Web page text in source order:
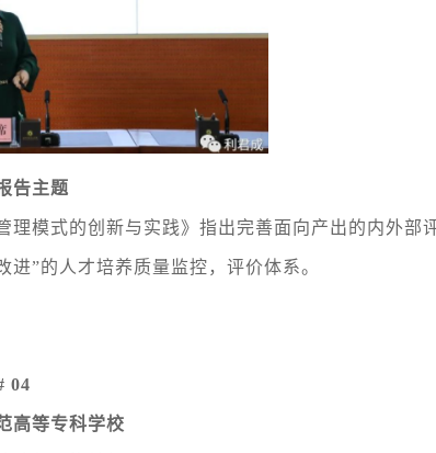
告主题
理模式的创新与实践》指出完善面向产出的内外部
进”的人才培养质量监控，评价体系。
04
高等专科学校